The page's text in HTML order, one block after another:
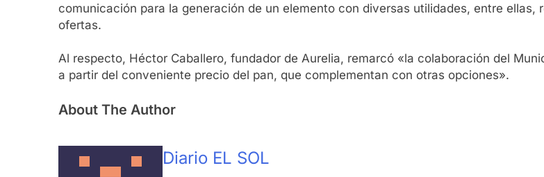
comunicación para la generación de un elemento con diversas utilidades, entre
ofertas.
Al respecto, Héctor Caballero, fundador de Aurelia, remarcó «la colaboración del
a partir del conveniente precio del pan, que complementan con otras opciones».
About The Author
Diario EL SOL